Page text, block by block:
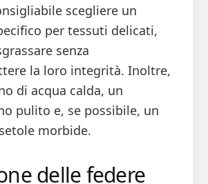
scegliere un
per tessuti delicati,
senza
la loro integrità. Inoltre,
di acqua calda, un
pulito e, se possibile, un
morbide.
delle federe